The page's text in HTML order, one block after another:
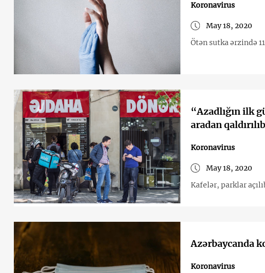
Koronavirus
May 18, 2020
Ötən sutka ərzində
“Azadlığın ilk
aradan qaldırılıb
Koronavirus
May 18, 2020
Kafelər, parklar
Azərbaycanda
Koronavirus